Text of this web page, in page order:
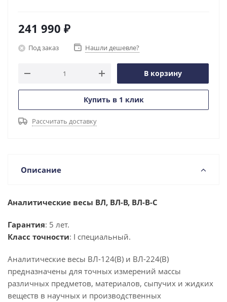
241 990 ₽
Под заказ Нашли дешевле?
В корзину
Купить в 1 клик
Рассчитать доставку
Описание
Аналитические весы ВЛ, ВЛ-В, ВЛ-В-С
Гарантия: 5 лет.
Класс точности: I специальный.
Аналитические весы ВЛ-124(В) и ВЛ-224(В)
предназначены для точных измерений массы
различных предметов, материалов, сыпучих и жидких
веществ в научных и производственных